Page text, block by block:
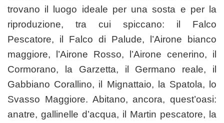
trovano il luogo ideale per una sosta e per la
riproduzione, tra cui spiccano: il Falco
Pescatore, il Falco di Palude, l’Airone bianco
maggiore, l’Airone Rosso, l’Airone cenerino, il
Cormorano, la Garzetta, il Germano reale, il
Gabbiano Corallino, il Mignattaio, la Spatola, lo
Svasso Maggiore. Abitano, ancora, quest’oasi:
anatre, gallinelle d’acqua, il Martin pescatore, la